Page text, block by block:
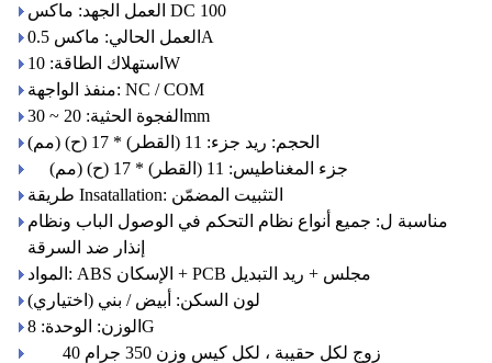
العمل الجهد: ماكس DC 100
العمل الحالي: ماكس 0.5A
استهلاك الطاقة: 10W
منفذ الواجهة: NC / COM
الفجوة الحثية: 20 ~ 30mm
الحجم: ريد جزء: 11 (القطر) * 17 (ح) (مم)
جزء المغناطيس: 11 (القطر) * 17 (ح) (مم)
طريقة Insatallation: التثبيت المضمّن
مناسبة ل: جميع أنواع نظام التحكم في الوصول الباب ونظام
إنذار ضد السرقة
المواد: ABS الإسكان + PCB مجلس + ريد التبديل
لون السكن: أبيض / بني (اختياري)
الوزن: الوحدة: 8G
40 زوج لكل حقيبة ، لكل كيس وزن 350 جرام